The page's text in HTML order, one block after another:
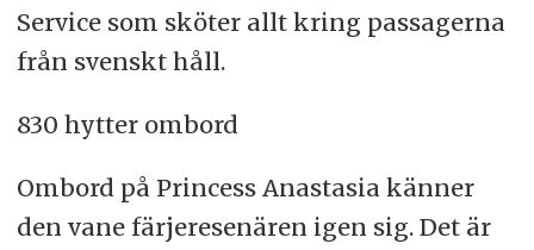
Service som sköter allt kring passagerna
från svenskt håll.
830 hytter ombord
Ombord på Princess Anastasia känner
den vane färjeresenären igen sig. Det är